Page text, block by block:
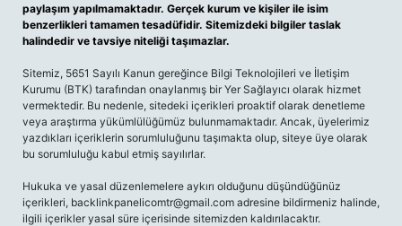
paylaşım yapılmamaktadır. Gerçek kurum ve kişiler ile isim
benzerlikleri tamamen tesadüfidir. Sitemizdeki bilgiler taslak
halindedir ve tavsiye niteliği taşımazlar.
Sitemiz, 5651 Sayılı Kanun gereğince Bilgi Teknolojileri ve İletişim
Kurumu (BTK) tarafından onaylanmış bir Yer Sağlayıcı olarak hizmet
vermektedir. Bu nedenle, sitedeki içerikleri proaktif olarak denetleme
veya araştırma yükümlülüğümüz bulunmamaktadır. Ancak, üyelerimiz
yazdıkları içeriklerin sorumluluğunu taşımakta olup, siteye üye olarak
bu sorumluluğu kabul etmiş sayılırlar.
Hukuka ve yasal düzenlemelere aykırı olduğunu düşündüğünüz
içerikleri, backlinkpanelicomtr@gmail.com adresine bildirmeniz halinde,
ilgili içerikler yasal süre içerisinde sitemizden kaldırılacaktır.